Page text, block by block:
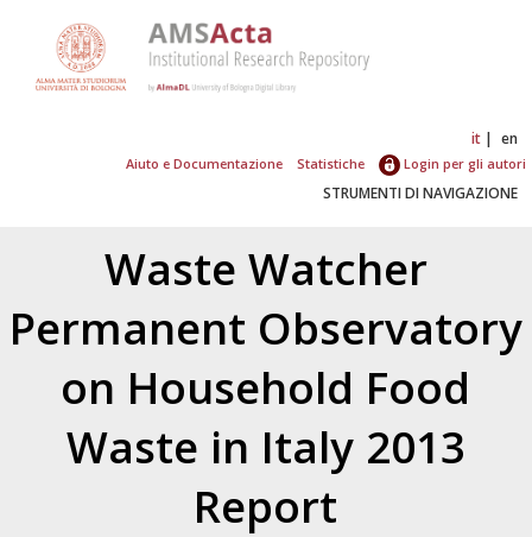
it en
Aiuto e Documentazione Statistiche Login per gli autori
STRUMENTI DI NAVIGAZIONE
Waste Watcher
Permanent Observatory
on Household Food
Waste in Italy 2013
Report